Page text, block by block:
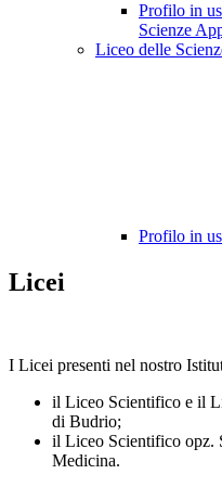
Profilo in
Scienze
Liceo delle
Profilo in
Licei
I Licei presenti nel nostro
il Liceo Scientifico e il
di Budrio;
il Liceo Scientifico opz.
Medicina.